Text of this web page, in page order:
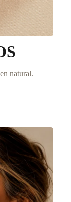
natural.